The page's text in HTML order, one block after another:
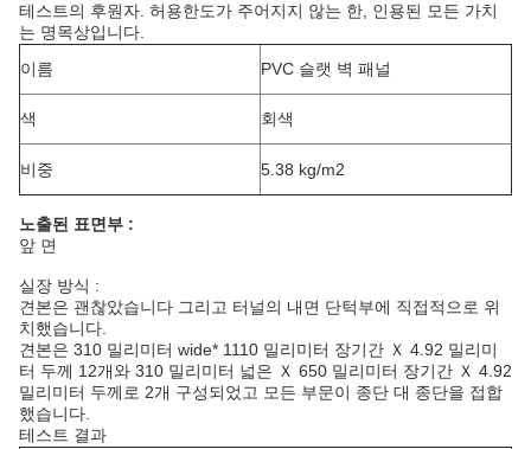
테스트의 후원자. 허용한도가 주어지지 않는 한, 인용된 모든 가치
는 명목상입니다.
이름
PVC 슬랫 벽 패널
색 회색
비중 5.38 kg/m2
노출된 표면부 :
앞 면
실장 방식 :
견본은 괜찮았습니다 그리고 터널의 내면 단턱부에 직접적으로 위
치했습니다.
견본은 310 밀리미터 wide* 1110 밀리미터 장기간 Ｘ 4.92 밀리미
터 두께 12개와 310 밀리미터 넓은 Ｘ 650 밀리미터 장기간 Ｘ 4.92
밀리미터 두께로 2개 구성되었고 모든 부문이 종단 대 종단을 접합
했습니다.
테스트 결과